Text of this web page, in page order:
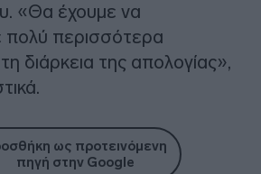
«Θα έχουμε να
πολύ περισσότερα
διάρκεια της απολογίας»,
ως προτεινόμενη
πηγή στην Google